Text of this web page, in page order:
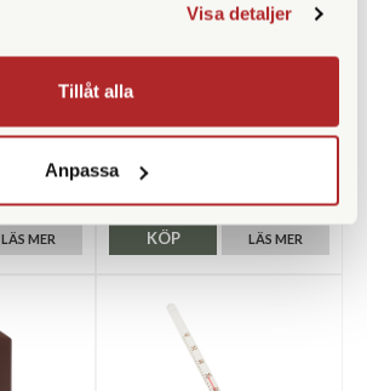
Visa detaljer
Tillåt alla
Anpassa
LÄS MER
Adox ADONAL 100 ml
(Rodinal)
Finns i lager
79 SEK
LÄS MER
KÖP